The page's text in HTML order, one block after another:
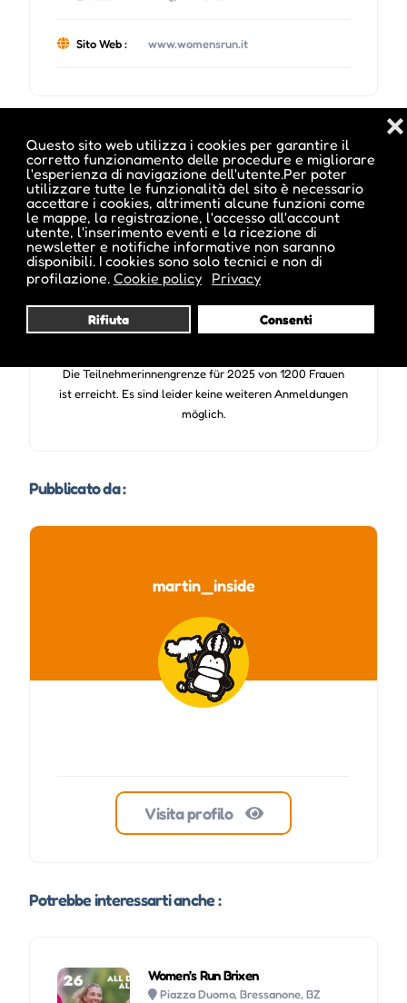
Questo sito web utilizza i cookies per garantire il
corretto funzionamento delle procedure e migliorare
l'esperienza di navigazione dell'utente.Per poter
utilizzare tutte le funzionalità del sito è necessario
accettare i cookies, altrimenti alcune funzioni come
le mappe, la registrazione, l'accesso all'account
utente, l'inserimento eventi e la ricezione di
newsletter e notifiche informative non saranno
disponibili. I cookies sono solo tecnici e non di
profilazione. Cookie policy Privacy
Rifiuta Consenti
❌
Sito Web : www.womensrun.it
Date e orari evento :
Il limite di 1200 partecipanti è stato raggiunto.
Die Teilnehmerinnengrenze für 2025 von 1200 Frauen
ist erreicht. Es sind leider keine weiteren Anmeldungen
möglich.
Pubblicato da :
martin_inside
Visita profilo
Potrebbe interessarti anche :
Women’s Run Brixen
Piazza Duomo, Bressanone, BZ